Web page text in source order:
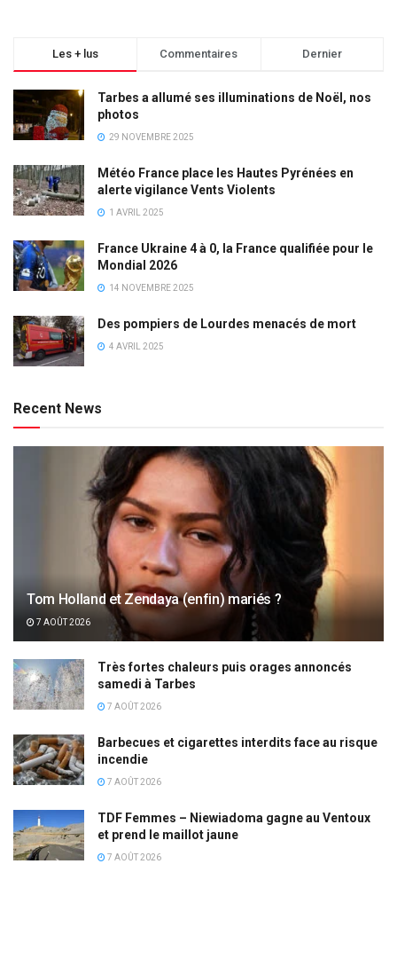
Les + lus Commentaires Dernier
Tarbes a allumé ses illuminations de Noël, nos
photos
29 NOVEMBRE 2025
Météo France place les Hautes Pyrénées en
alerte vigilance Vents Violents
1 AVRIL 2025
France Ukraine 4 à 0, la France qualifiée pour le
Mondial 2026
14 NOVEMBRE 2025
Des pompiers de Lourdes menacés de mort
4 AVRIL 2025
Recent News
Tom Holland et Zendaya (enfin) mariés ?
7 AOÛT 2026
Très fortes chaleurs puis orages annoncés
samedi à Tarbes
7 AOÛT 2026
Barbecues et cigarettes interdits face au risque
incendie
7 AOÛT 2026
TDF Femmes – Niewiadoma gagne au Ventoux
et prend le maillot jaune
7 AOÛT 2026